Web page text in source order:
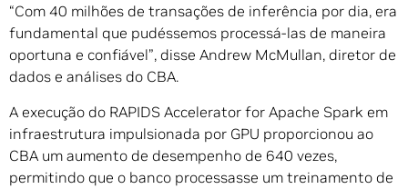
“Com 40 milhões de transações de inferência por dia, era
fundamental que pudéssemos processá-las de maneira
oportuna e confiável”, disse Andrew McMullan, diretor de
dados e análises do CBA.
A execução do RAPIDS Accelerator for Apache Spark em
infraestrutura impulsionada por GPU proporcionou ao
CBA um aumento de desempenho de 640 vezes,
permitindo que o banco processasse um treinamento de